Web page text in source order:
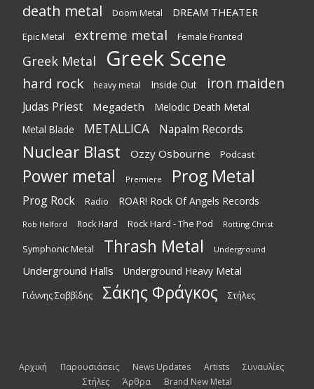
death metal Doom Metal DREAM THEATER
Epic Metal extreme metal Female Fronted
Greek Metal Greek Scene
hard rock heavy metal Inside Out iron maiden
Judas Priest Megadeth Melodic Death Metal
Metal Blade METALLICA Napalm Records
Nuclear Blast Ozzy Osbourne Podcast
Power metal Premiere Prog Metal
Prog Rock Radio ROAR! Rock Of Angels Records
Rob Halford Rock Hard Rock Hard - The Pod Rotting Christ
Symphonic Metal Thrash Metal Underground
Underground Halls Underground Heavy Metal
Γιάννης Σαββίδης Σάκης Φράγκος Στήλες
Αρχική Παρουσιάσεις News Updates Artists
Συναυλίες
Στήλες
Άρθρα Brand New Metal